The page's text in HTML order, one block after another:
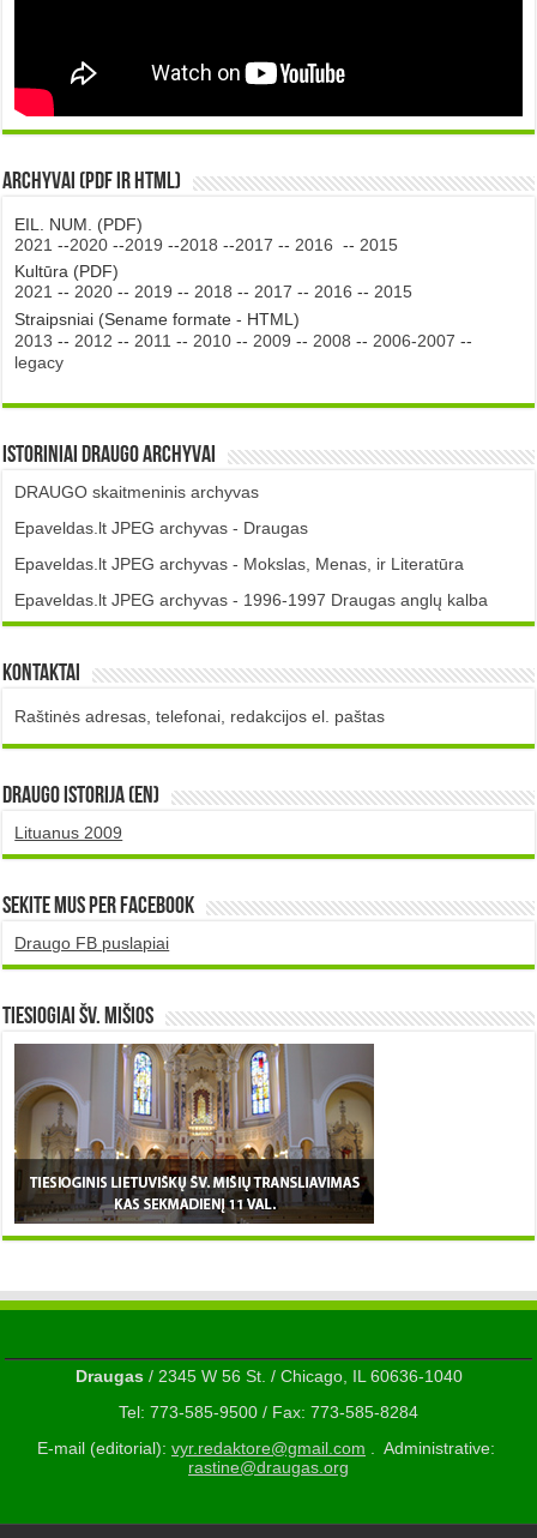
Archyvai (PDF ir HTML)
EIL. NUM. (PDF)
2021 --2020 --2019 --2018 --2017 -- 2016 -- 2015
Kultūra (PDF)
2021 -- 2020 -- 2019 -- 2018 -- 2017 -- 2016 -- 2015
Straipsniai (Sename formate - HTML)
2013 -- 2012 -- 2011 -- 2010 -- 2009 -- 2008 -- 2006-2007 --
legacy
Istoriniai DRAUGO Archyvai
DRAUGO skaitmeninis archyvas
Epaveldas.lt JPEG archyvas - Draugas
Epaveldas.lt JPEG archyvas - Mokslas, Menas, ir Literatūra
Epaveldas.lt JPEG archyvas - 1996-1997 Draugas anglų kalba
Kontaktai
Raštinės adresas, telefonai, redakcijos el. paštas
DRAUGO istorija (EN)
Lituanus 2009
Sekite mus per Facebook
Draugo FB puslapiai
TIESIOGIAI šv. MIŠIOS
Draugas/ 2345 W 56 St. / Chicago, IL 60636-1040
Tel: 773-585-9500 / Fax: 773-585-8284
E-mail (editorial): vyr.redaktore@gmail.com . Administrative:
rastine@draugas.org